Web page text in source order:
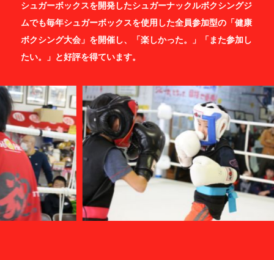
シュガーボックスを開発したシュガーナックルボクシングジ
ムでも毎年シュガーボックスを使用した全員参加型の「健康
ボクシング大会」を開催し、「楽しかった。」「また参加し
たい。」と好評を得ています。